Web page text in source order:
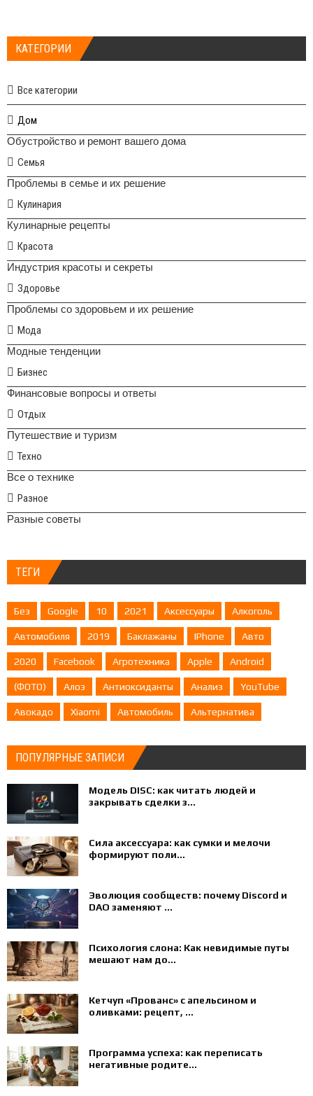
КАТЕГОРИИ
Все категории
Дом
Обустройство и ремонт вашего дома
Семья
Проблемы в семье и их решение
Кулинария
Кулинарные рецепты
Красота
Индустрия красоты и секреты
Здоровье
Проблемы со здоровьем и их решение
Мода
Модные тенденции
Бизнес
Финансовые вопросы и ответы
Отдых
Путешествие и туризм
Техно
Все о технике
Разное
Разные советы
ТЕГИ
Без Google 10 2021 Аксессуары Алкоголь
Автомобиля 2019 Баклажаны IPhone Авто
2020 Facebook Агротехника Apple Android
(ФОТО) Алоэ Антиоксиданты Анализ YouTube
Авокадо Xiaomi Автомобиль Альтернатива
ПОПУЛЯРНЫЕ ЗАПИСИ
Модель DISC: как читать людей и
закрывать сделки з...
Сила аксессуара: как сумки и мелочи
формируют поли...
Эволюция сообществ: почему Discord и
DAO заменяют ...
Психология слона: Как невидимые путы
мешают нам до...
Кетчуп «Прованс» с апельсином и
оливками: рецепт, ...
Программа успеха: как переписать
негативные родите...